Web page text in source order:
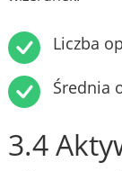
Liczba
Średnia
3.4